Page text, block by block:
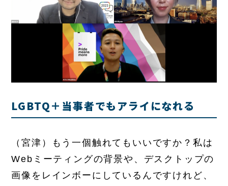
LGBTQ＋当事者でもアライになれる
（宮津）もう一個触れてもいいですか？私は
Webミーティングの背景や、デスクトップの
画像をレインボーにしているんですけれど、